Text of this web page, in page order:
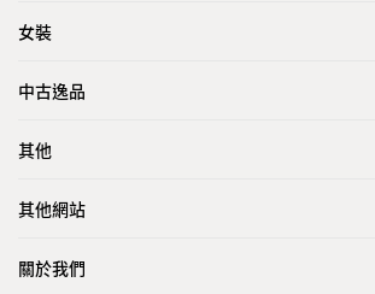
女裝
中古逸品
其他
其他網站
關於我們